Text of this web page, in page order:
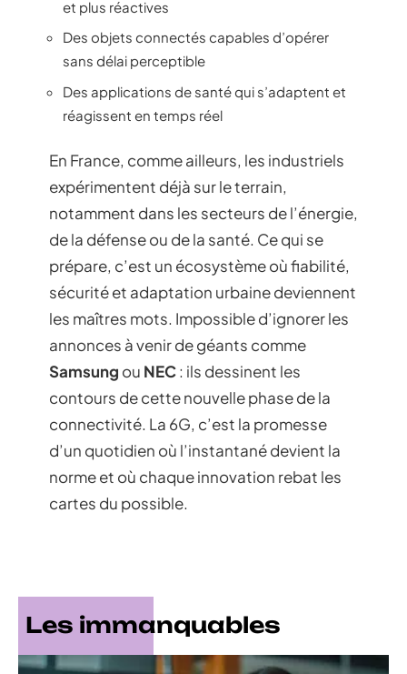
et plus réactives
Des objets connectés capables d’opérer
sans délai perceptible
Des applications de santé qui s’adaptent et
réagissent en temps réel
En France, comme ailleurs, les industriels
expérimentent déjà sur le terrain,
notamment dans les secteurs de l’énergie,
de la défense ou de la santé. Ce qui se
prépare, c’est un écosystème où fiabilité,
sécurité et adaptation urbaine deviennent
les maîtres mots. Impossible d’ignorer les
annonces à venir de géants comme
Samsung ou NEC: ils dessinent les
contours de cette nouvelle phase de la
connectivité. La 6G, c’est la promesse
d’un quotidien où l’instantané devient la
norme et où chaque innovation rebat les
cartes du possible.
Les immanquables